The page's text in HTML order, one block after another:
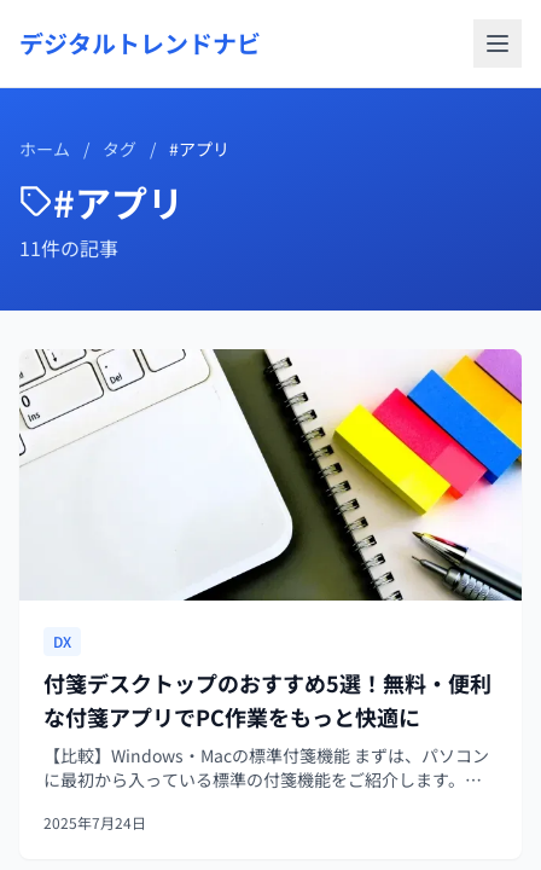
デジタルトレンドナビ
ホーム / タグ / #アプリ
#アプリ
11件の記事
DX
付箋デスクトップのおすすめ5選！無料・便利
な付箋アプリでPC作業をもっと快適に
【比較】Windows・Macの標準付箋機能 まずは、パソコン
に最初から入っている標準の付箋機能をご紹介します。
に標準搭載されている「Sticky Notes...
2025年7月24日